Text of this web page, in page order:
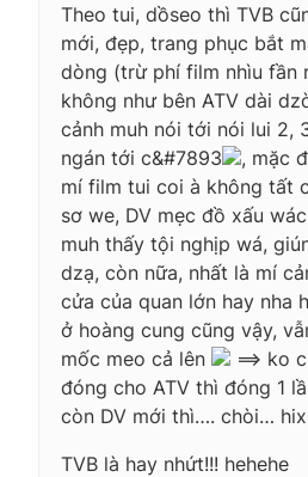
Theo tui, dồseo thì TVB
mới, đẹp, trang phục bắt
dòng (trừ phí film nhìu fần
không như bên ATV dài
cảnh muh nói tới nói lui 2,
ngán tới c&#7893
, mặc
mí film tui coi à không tất
sơ we, DV mẹc đồ xấu
muh thấy tội nghịp wá,
dzạ, còn nữa, nhất là mí
cửa của quan lớn hay nha
ở hoàng cung cũng vậy,
mốc meo cả lên
==> ko
đóng cho ATV thì đóng 1
còn DV mới thì…. chòi…
TVB là hay nhứt!!! hehehe